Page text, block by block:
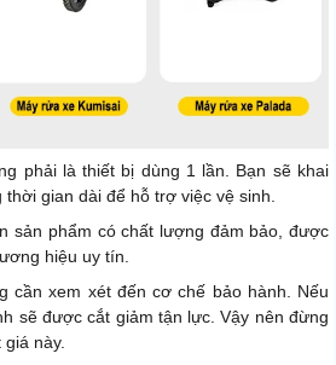
phải là thiết bị dùng 1 lần. Bạn sẽ khai
gian dài để hỗ trợ việc vệ sinh.
sản phẩm có chất lượng đảm bảo, được
hiệu uy tín.
cần xem xét đến cơ chế bảo hành. Nếu
sẽ được cắt giảm tận lực. Vậy nên đừng
này.